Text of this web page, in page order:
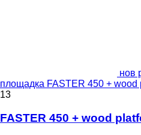
нов
площадка FASTER 450 + wood
13
FASTER 450 + wood